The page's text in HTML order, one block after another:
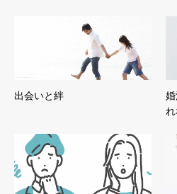
出会いと絆